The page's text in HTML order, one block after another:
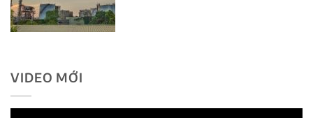
VIDEO MỚI